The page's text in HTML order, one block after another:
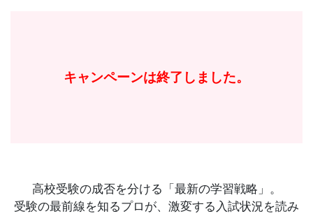
キャンペーンは終了しました。
高校受験の成否を分ける「最新の学習戦略」。
受験の最前線を知るプロが、激変する入試状況を読み